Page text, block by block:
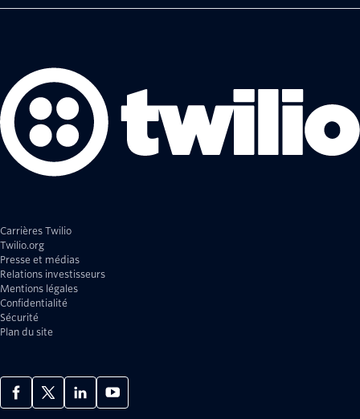
Carrières Twilio
Twilio.org
Presse et médias
Relations investisseurs
Mentions légales
Confidentialité
Sécurité
Plan du site